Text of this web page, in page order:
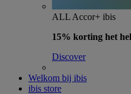
ALL Accor+ ibis
15% korting het
Discover
Welkom bij ibis
ibis store